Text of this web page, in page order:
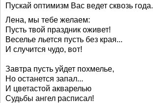
Пускай оптимизм Вас ведет сквозь года.
Лена, мы тебе желаем:
Пусть твой праздник оживет!
Веселье льется пусть без края...
И случится чудо, вот!
Завтра пусть уйдет похмелье,
Но останется запал...
И цветастой акварелью
Судьбы ангел расписал!